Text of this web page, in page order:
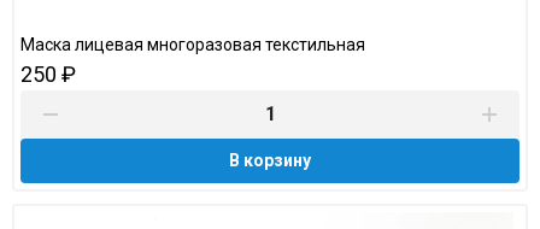
Маска лицевая многоразовая текстильная
250 ₽
В корзину